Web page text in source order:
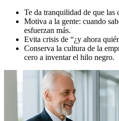
Te da tranquilidad de que las
Motiva a la gente: cuando
esfuerzan más.
Evita crisis de “¿y ahora
Conserva la cultura de la
cero a inventar el hilo negro.